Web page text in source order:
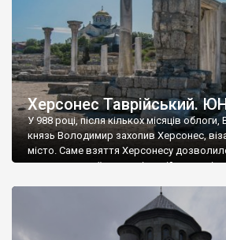
Херсонес Таврійський.
У 988 році, після кількох місяців
князь Володимир захопив Херсонес,
місто. Саме взяття Херсонесу
диктувати свої умови візантійському
Херсонесі Володимир-язичник, став
А потім було Хрещення Русі. На честь